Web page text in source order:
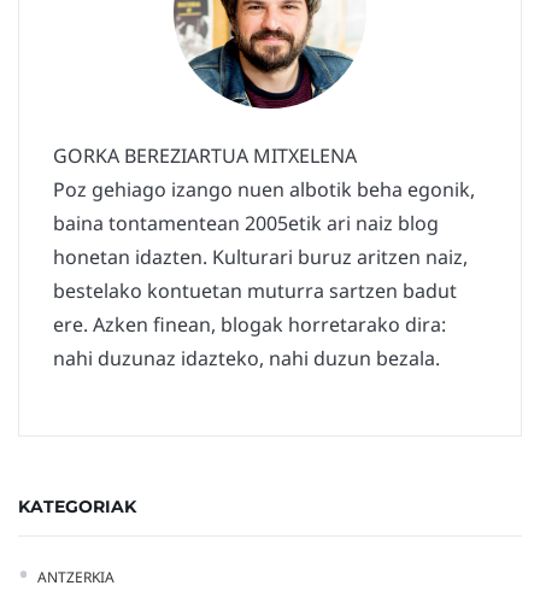
GORKA BEREZIARTUA MITXELENA
Poz gehiago izango nuen albotik beha egonik,
baina tontamentean 2005etik ari naiz blog
honetan idazten. Kulturari buruz aritzen naiz,
bestelako kontuetan muturra sartzen badut
ere. Azken finean, blogak horretarako dira:
nahi duzunaz idazteko, nahi duzun bezala.
KATEGORIAK
ANTZERKIA